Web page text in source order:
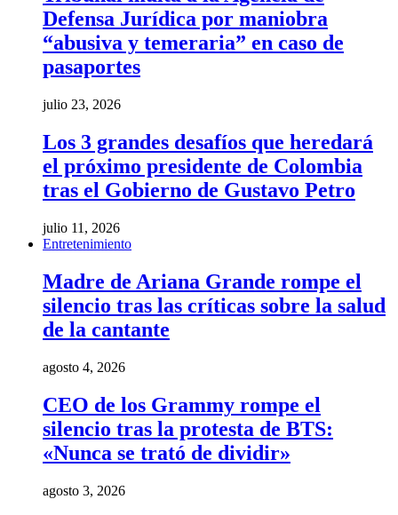
Defensa Jurídica por maniobra
“abusiva y temeraria” en caso de
pasaportes
julio 23, 2026
Los 3 grandes desafíos que heredará
el próximo presidente de Colombia
tras el Gobierno de Gustavo Petro
julio 11, 2026
Entretenimiento
Madre de Ariana Grande rompe el
silencio tras las críticas sobre la salud
de la cantante
agosto 4, 2026
CEO de los Grammy rompe el
silencio tras la protesta de BTS:
«Nunca se trató de dividir»
agosto 3, 2026